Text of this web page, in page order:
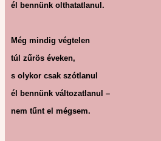
él bennünk olthatatlanul.
Még mindig végtelen
túl zűrös éveken,
s olykor csak szótlanul
él bennünk változatlanul –
nem tűnt el mégsem.